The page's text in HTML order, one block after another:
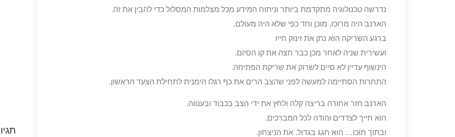
נדרשה טכנולוגיה מתקדמת ביותר וניתוח המידע מכל מצלמות המסלול כדי להבין את זה.
הארנב היה מרוכז, מוכן וחד כפי שלא היה מעולם.
ברגע השריקה הוא נתן את זינוק חייו
ועשירית שניה לאחר מכן כבר חצה את קו הסיום.
הינשוף עדיין לא סיים לשרוק את שריקת הפתיחה.
התחרות הסתיימה למעשה לפני שהצב הרים את כף רגלו הימנית לתחילת הצעד הראשון.
הארנב חזר אחורה בריצה קלה ולחץ את ידי הצב בכבוד ובענווה.
הוא חייך לצדדים והודה לכל המברכים.
ובתוך תוכו… הוא חגג בגדול. את הניצחון.